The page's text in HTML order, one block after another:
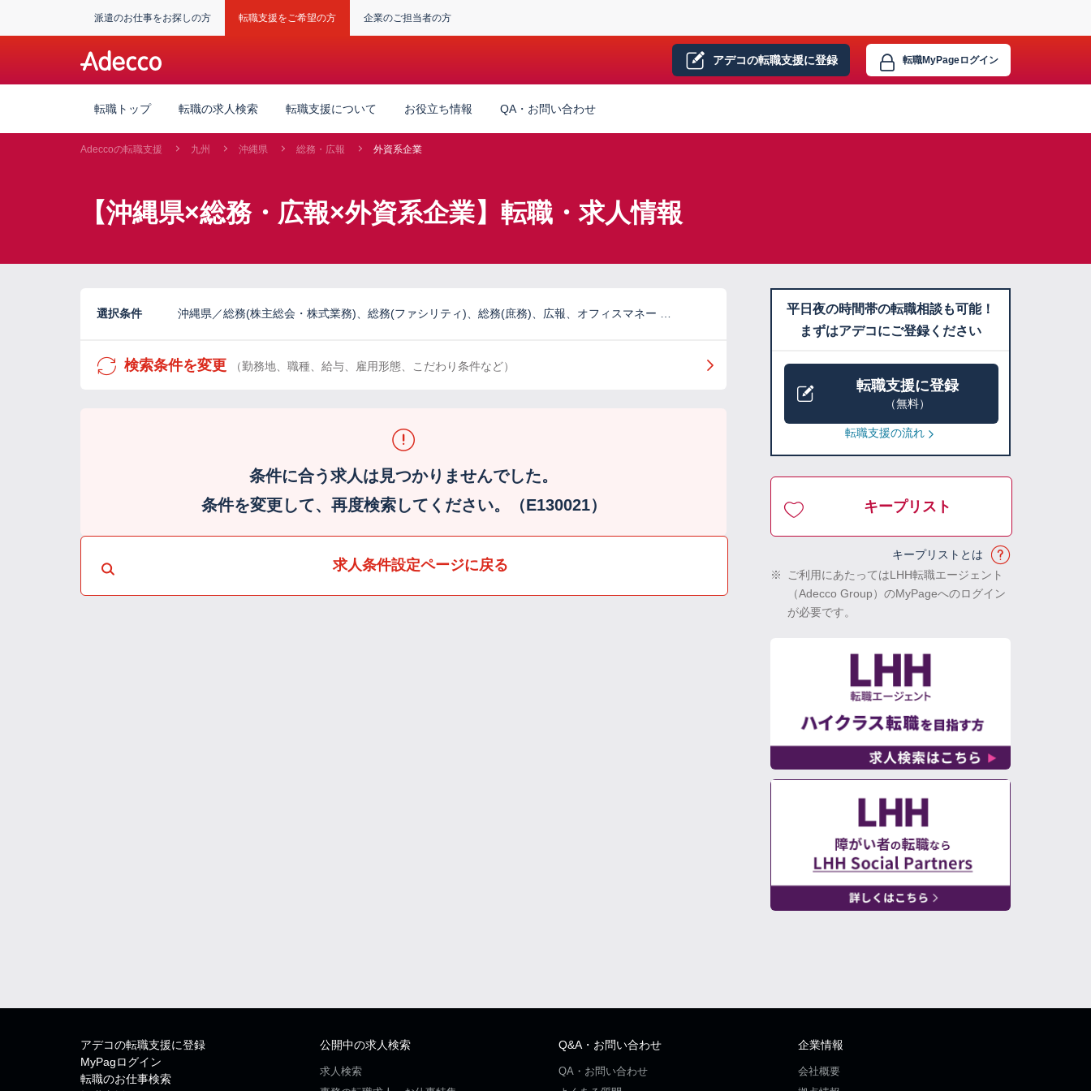
派遣のお仕事をお探しの方 転職支援をご希望の方 企業のご担当者の方
アデコの転職支援に登録 転職MyPageログイン
転職トップ 転職の求人検索 転職支援について お役立ち情報 QA・お問い合わせ
Adeccoの転職支援 九州 沖縄県 総務・広報 外資系企業
【沖縄県×総務・広報×外資系企業】転職・求人情報
選択条件 沖縄県／総務(株主総会・株式業務)、総務(ファシリティ)、総務(庶務)、広報、オフィスマネー …
検索条件を変更 （勤務地、職種、給与、雇用形態、こだわり条件など）
条件に合う求人は見つかりませんでした。
条件を変更して、再度検索してください。（E130021）
求人条件設定ページに戻る
平日夜の時間帯の転職相談も可能！
まずはアデコにご登録ください
転職支援に登録
（無料）
転職支援の流れ
キープリスト
キープリストとは
※
ご利用にあたってはLHH転職エージェント
（Adecco Group）のMyPageへのログイン
が必要です。
アデコの転職支援に登録
MyPagログイン
転職のお仕事検索
公開中の求人検索
求人検索
Q&A・お問い合わせ
QA・お問い合わせ
企業情報
会社概要